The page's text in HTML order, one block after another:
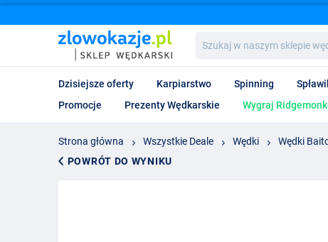
w
naszym
wędkarskim...
Dzisiejsze oferty Karpiarstwo Spinning
Promocje
Prezenty Wędkarskie Wygraj
Strona główna Wszystkie Deale Wędki Wędki
POWRÓT DO WYNIKU